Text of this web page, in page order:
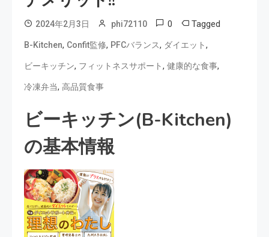
2024年2月3日 phi72110 0 Tagged
B-Kitchen, Confit監修, PFCバランス, ダイエット,
ビーキッチン, フィットネスサポート, 健康的な食事,
冷凍弁当, 高品質食事
ビーキッチン(B-Kitchen)
の基本情報